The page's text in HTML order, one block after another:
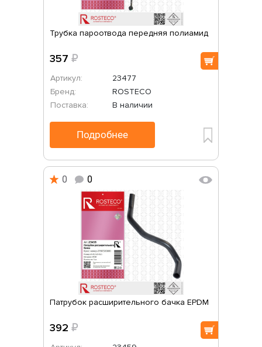
Трубка пароотвода передняя полиамид
357 ₽
Артикул:
23477
Бренд:
ROSTECO
Поставка:
В наличии
Подробнее
0 0
Патрубок расширительного бачка EPDM
392 ₽